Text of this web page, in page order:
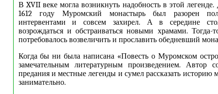
В XVII веке могла возникнуть надобность в этой
1612 году Муромский монастырь был разорен
интервентами и совсем захирел. А в середине
возрождаться и обстраиваться новыми храмами.
потребовалось возвеличить и прославить обедневший
Когда бы ни была написана «Повесть о Муромском
замечательным литературным произведением. Автор
предания и местные легенды и сумел рассказать историю
занимательно.